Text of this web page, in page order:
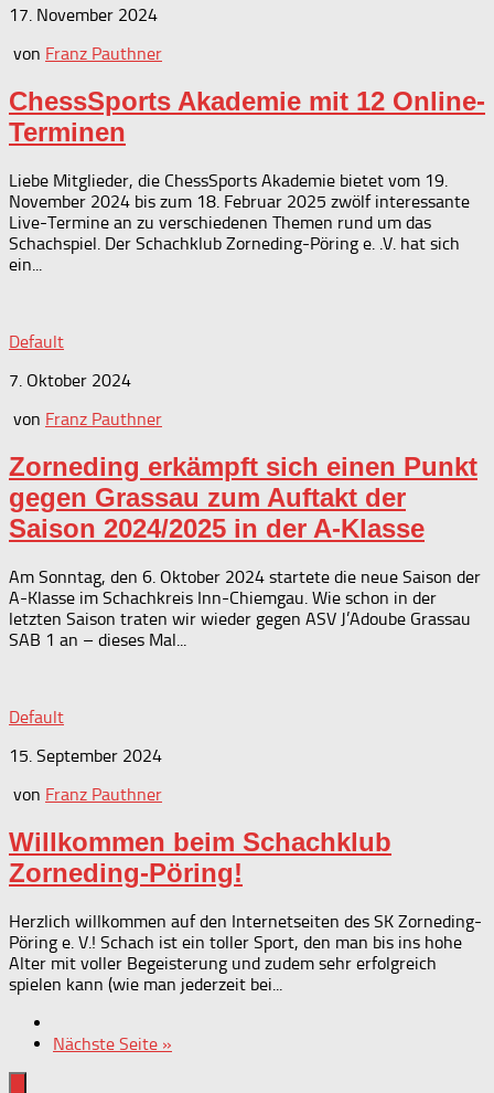
17. November 2024
von Franz Pauthner
ChessSports Akademie mit 12 Online-
Terminen
Liebe Mitglieder, die ChessSports Akademie bietet vom 19.
November 2024 bis zum 18. Februar 2025 zwölf interessante
Live-Termine an zu verschiedenen Themen rund um das
Schachspiel. Der Schachklub Zorneding-Pöring e. .V. hat sich
ein...
Default
7. Oktober 2024
von Franz Pauthner
Zorneding erkämpft sich einen Punkt
gegen Grassau zum Auftakt der
Saison 2024/2025 in der A-Klasse
Am Sonntag, den 6. Oktober 2024 startete die neue Saison der
A-Klasse im Schachkreis Inn-Chiemgau. Wie schon in der
letzten Saison traten wir wieder gegen ASV J’Adoube Grassau
SAB 1 an – dieses Mal...
Default
15. September 2024
von Franz Pauthner
Willkommen beim Schachklub
Zorneding-Pöring!
Herzlich willkommen auf den Internetseiten des SK Zorneding-
Pöring e. V.! Schach ist ein toller Sport, den man bis ins hohe
Alter mit voller Begeisterung und zudem sehr erfolgreich
spielen kann (wie man jederzeit bei...
Nächste Seite »